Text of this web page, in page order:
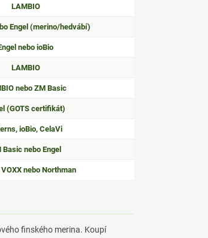
LAMBIO
Engel (merino/hedvábí)
nebo ioBio
LAMBIO
nebo ZM Basic
(GOTS certifikát)
ioBio, CelaVi
Basic nebo Engel
nebo Northman
finského merina. Koupí